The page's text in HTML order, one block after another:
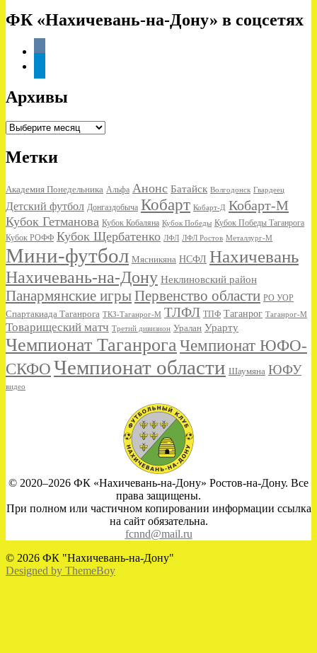
ФК «Нахичевань-на-Дону» в соцсетях
Архивы
Архивы
Метки
Академия Понедельника Альфа Анонс Батайск Волгодонск Гвардеец
Детский футбол Донгаздобыча Кобарт Кобарт-Д Кобарт-М
Кубок Гетманова Кубок Кобаляна Кубок Победы Кубок Победы Таганрога
Кубок РОФФ Кубок Щербатенко ЛФЛ ЛФЛ Ростов Металлург-М
Мини-футбол Мясникяна НСФЛ Нахичевань
Нахичевань-на-Дону Неклиновский район
Панармянские игрыПервенство области РО УОР
Спартакиада Таганрога ТКЗ-Таганрог-М ТЛФЛ ТПФ Таганрог Таганрог-М
Товарищеский матч Третий дивизион Уралан Урарту
Чемпионат ТаганрогаЧемпионат ЮФО-
СКФОЧемпионат области Шаумяна ЮФУ
видео
© 2020–2026 ФК «Нахичевань-на-Дону» Ростов-на-Дону. Все
права защищены.
При полном или частичном копировании информации ссылка
на сайт обязательна.
fcnnd@mail.ru
© 2026 ФК "Нахичевань-на-Дону"
Designed by ThemeBoy